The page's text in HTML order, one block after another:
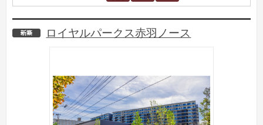
新築
ロイヤルパークス赤羽ノース